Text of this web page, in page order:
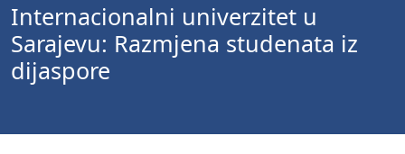
Internacionalni univerzitet u
Sarajevu: Razmjena studenata iz
dijaspore